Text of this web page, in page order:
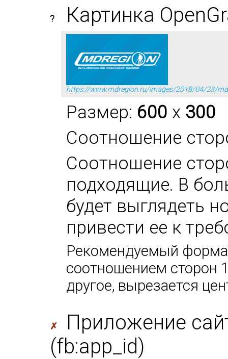
? Картинка
https://www.mdregion.ru/images/2018/04/23/
Размер: 600 x 300
Соотношение
Соотношение
подходящие. В
будет выглядеть
привести ее к
Рекомендуемый
соотношением сторон
другое, вырезается
✗
Приложение
(fb:app_id)